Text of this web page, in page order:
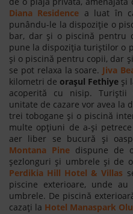
Diana Residence a luat în
punându-le la dispoziție o
bar, dar și o piscină pentru
pune la dispoziția turiștilor o
și o piscină pentru copii, dar
se pot relaxa la soare. Jiva
kilometri de orașul Fethiye și
acoperită cu nisip. Turiștii
unitate de cazare vor avea la
trei tobogane și o piscină
multe opțiuni de a-și
aer liber se bucură și
Montana Pinedispune de o
șezlonguri și umbrele și de
Perdikia Hill Hotel & Villas
piscine exterioare, unde
umbrele. De piscină
cazați la Hotel Manaspark